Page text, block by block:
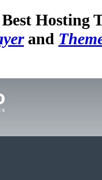
Hosting
and